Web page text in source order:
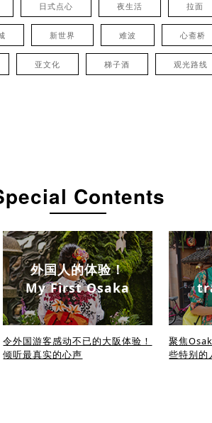
日式点心 夜生活 拉面
新世界 难波 心斋桥
亚文化 梯子酒 观光路线
Contents
外国人的体验！
My First Osaka
令外国游客感动不已的大阪体验！
倾听最真实的心声
聚焦
些特别的